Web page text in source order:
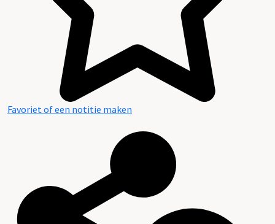
Favoriet of een notitie maken